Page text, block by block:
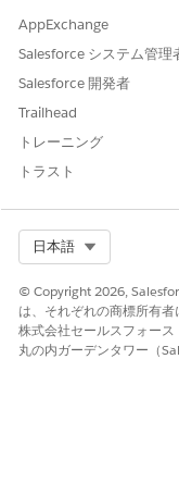
この助成金制度に
合は、[予算テンプ
メモ
開始日と終了日よ
作業内容を保存し
関連項目:
AppExchange
Salesforce システム管理
Salesforce 開発者
Trailhead
トレーニング
トラスト
日本語
© Copyright 2026,
は、それぞれの商標所有者
株式会社セールスフォー
丸の内ガーデンタワー（